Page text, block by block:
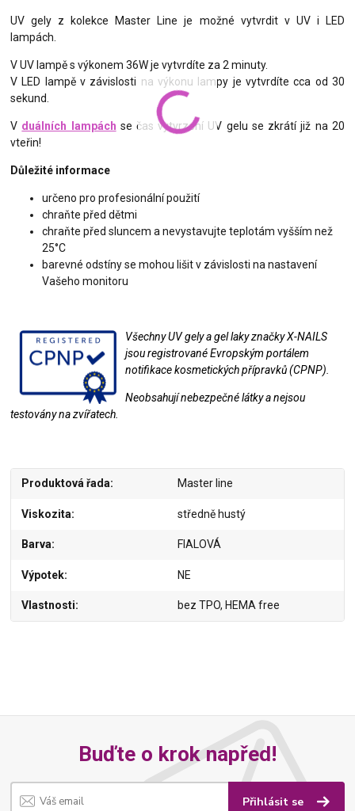
UV gely z kolekce Master Line je možné vytvrdit v UV i LED
lampách.
V UV lampě s výkonem 36W je vytvrdíte za 2 minuty.
V LED lampě v závislosti na výkonu lampy je vytvrdíte cca od 30
sekund.
V duálních lampách se čas vytvrzení UV gelu se zkrátí již na 20
vteřin!
Důležité informace
určeno pro profesionální použití
chraňte před dětmi
chraňte před sluncem a nevystavujte teplotám vyšším než
25°C
barevné odstíny se mohou lišit v závislosti na nastavení
Vašeho monitoru
Všechny UV gely a gel laky značky X-NAILS
jsou registrované Evropským portálem
notifikace kosmetických přípravků (CPNP).
Neobsahují nebezpečné látky a nejsou
testovány na zvířatech.
Produktová řada Master line
Viskozita středně hustý
Barva FIALOVÁ
Výpotek NE
Vlastnosti bez TPO, HEMA free
Buďte o krok napřed!
Přihlásit se